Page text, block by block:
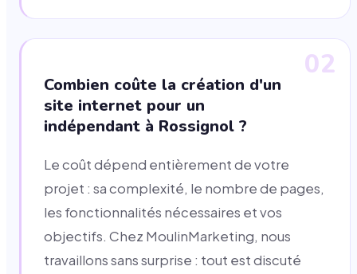
02
Combien coûte la création d'un
site internet pour un
indépendant à Rossignol ?
Le coût dépend entièrement de votre
projet : sa complexité, le nombre de pages,
les fonctionnalités nécessaires et vos
objectifs. Chez MoulinMarketing, nous
travaillons sans surprise : tout est discuté